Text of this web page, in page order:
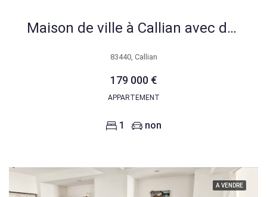
Maison de ville à Callian avec dépendances et rénovations modernes
83440, Callian
179 000 €
APPARTEMENT
1 non
A VENDRE